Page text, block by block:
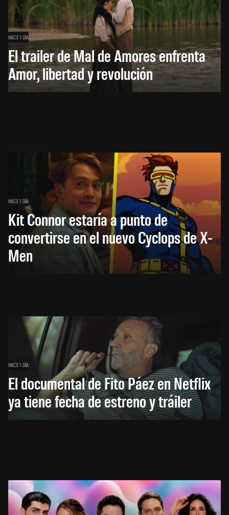
HACE 1 DÍA
El trailer de Mal de Amores enfrenta
Amor, libertad y revolución
HACE 1 DÍA
Kit Connor estaría a punto de
convertirse en el nuevo Cyclops de X-
Men
HACE 1 DÍA
El documental de Fito Páez en Netflix
ya tiene fecha de estreno y tráiler